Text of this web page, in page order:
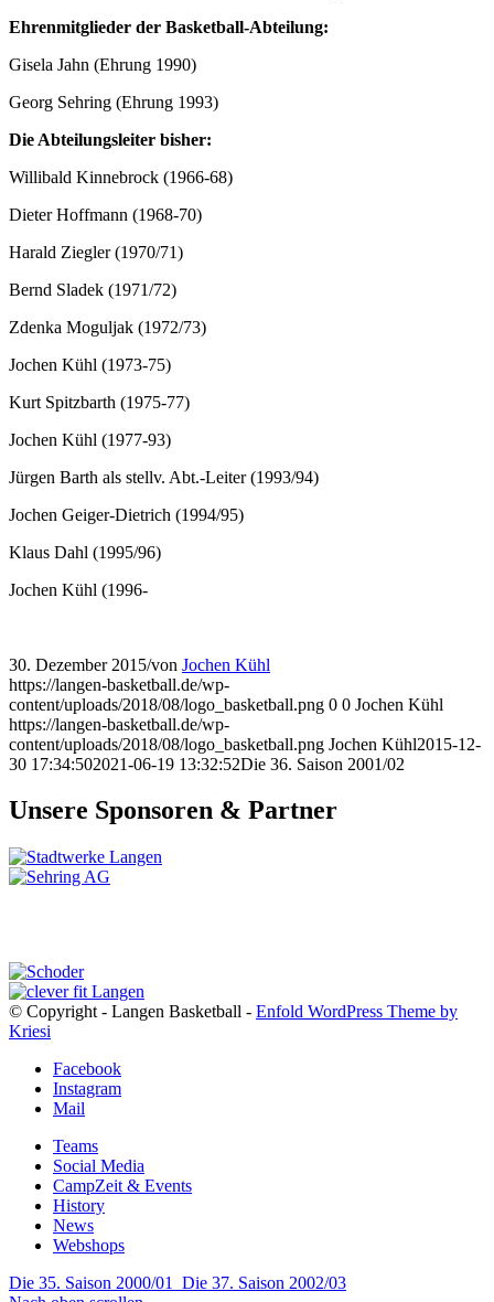
Ehrenmitglieder der Basketball-Abteilung:
Gisela Jahn (Ehrung 1990)
Georg Sehring (Ehrung 1993)
Die Abteilungsleiter bisher:
Willibald Kinnebrock (1966-68)
Dieter Hoffmann (1968-70)
Harald Ziegler (1970/71)
Bernd Sladek (1971/72)
Zdenka Moguljak (1972/73)
Jochen Kühl (1973-75)
Kurt Spitzbarth (1975-77)
Jochen Kühl (1977-93)
Jürgen Barth als stellv. Abt.-Leiter (1993/94)
Jochen Geiger-Dietrich (1994/95)
Klaus Dahl (1995/96)
Jochen Kühl (1996-
30. Dezember 2015/von Jochen Kühl
https://langen-basketball.de/wp-
content/uploads/2018/08/logo_basketball.png 0 0 Jochen Kühl
https://langen-basketball.de/wp-
content/uploads/2018/08/logo_basketball.png Jochen Kühl2015-12-
30 17:34:502021-06-19 13:32:52Die 36. Saison 2001/02
Unsere Sponsoren & Partner
© Copyright - Langen Basketball - Enfold WordPress Theme by
Kriesi
Facebook
Instagram
Mail
Teams
Social Media
CampZeit & Events
History
News
Webshops
Die 35. Saison 2000/01
Die 37. Saison 2002/03